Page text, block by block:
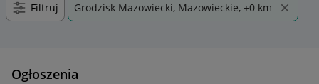
Filtruj Grodzisk Mazowiecki, Mazowieckie, +0 km
Ogłoszenia